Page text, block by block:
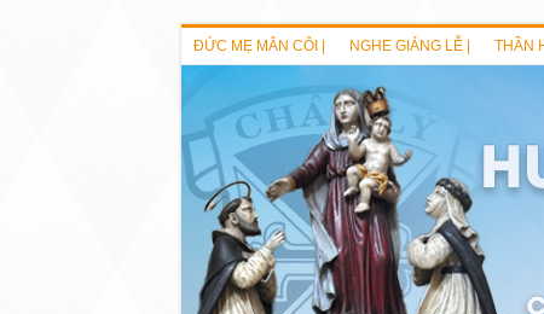
ĐỨC MẸ MÂN CÔI | NGHE GIẢNG LỄ | THẦN